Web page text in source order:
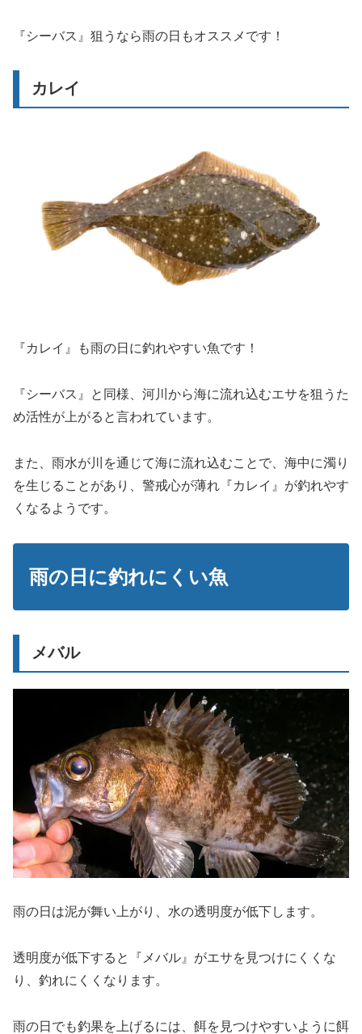
『シーバス』狙うなら雨の日もオススメです！
カレイ
『カレイ』も雨の日に釣れやすい魚です！
『シーバス』と同様、河川から海に流れ込むエサを狙うた
め活性が上がると言われています。
また、雨水が川を通じて海に流れ込むことで、海中に濁り
を生じることがあり、警戒心が薄れ『カレイ』が釣れやす
くなるようです。
雨の日に釣れにくい魚
メバル
雨の日は泥が舞い上がり、水の透明度が低下します。
透明度が低下すると『メバル』がエサを見つけにくくな
り、釣れにくくなります。
雨の日でも釣果を上げるには、餌を見つけやすいように餌